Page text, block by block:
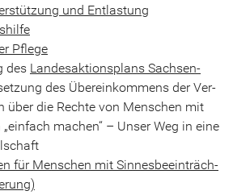
und Ent­las­tung
Pfle­ge
des Lan­des­ak­ti­ons­plans Sachsen-​
des Über­ein­kom­mens der Ver­
über die Rech­te von Men­schen mit
ma­chen“ – Unser Weg in eine
für Men­schen mit Sin­nes­be­ein­träch­